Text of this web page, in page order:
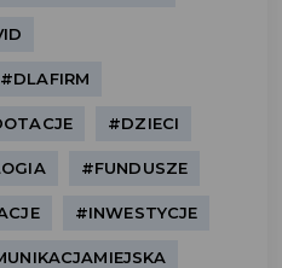
#DLAFIRM
#DZIECI
#FUNDUSZE
#INWESTYCJE